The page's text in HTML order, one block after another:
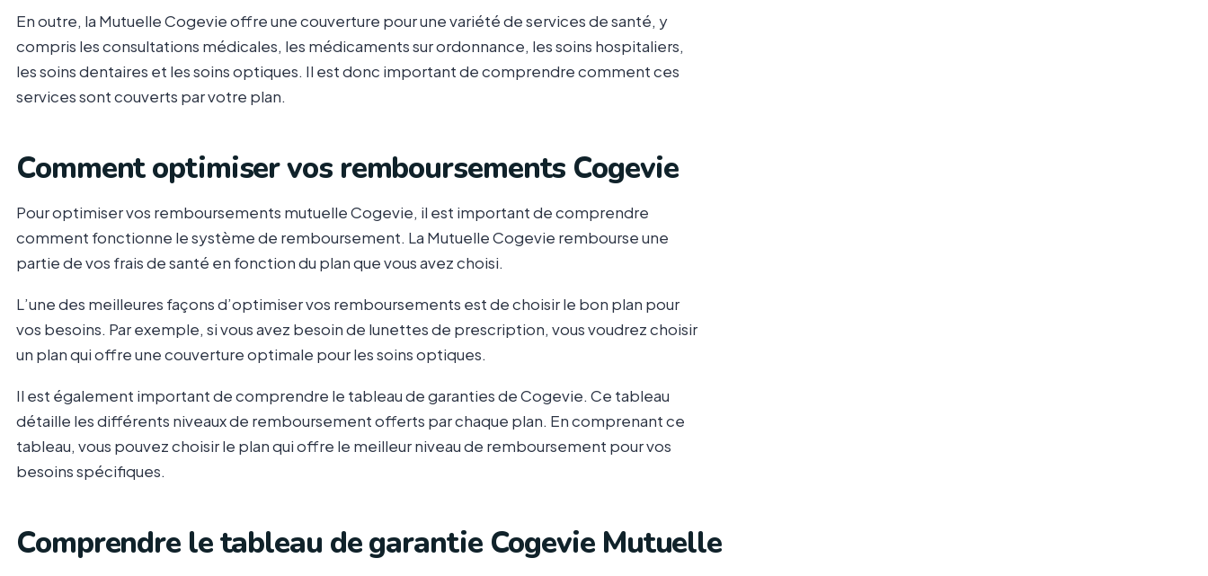
En outre, la Mutuelle Cogevie offre une couverture pour une variété de services de santé, y
compris les consultations médicales, les médicaments sur ordonnance, les soins hospitaliers,
les soins dentaires et les soins optiques. Il est donc important de comprendre comment ces
services sont couverts par votre plan.
Comment optimiser vos remboursements Cogevie
Pour optimiser vos remboursements mutuelle Cogevie, il est important de comprendre
comment fonctionne le système de remboursement. La Mutuelle Cogevie rembourse une
partie de vos frais de santé en fonction du plan que vous avez choisi.
L’une des meilleures façons d’optimiser vos remboursements est de choisir le bon plan pour
vos besoins. Par exemple, si vous avez besoin de lunettes de prescription, vous voudrez choisir
un plan qui offre une couverture optimale pour les soins optiques.
Il est également important de comprendre le tableau de garanties de Cogevie. Ce tableau
détaille les différents niveaux de remboursement offerts par chaque plan. En comprenant ce
tableau, vous pouvez choisir le plan qui offre le meilleur niveau de remboursement pour vos
besoins spécifiques.
Comprendre le tableau de garantie Cogevie Mutuelle